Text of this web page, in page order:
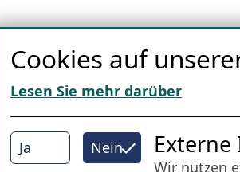
Cookies auf
Lesen Sie mehr darüber
Ja Nein
Wir nutzen